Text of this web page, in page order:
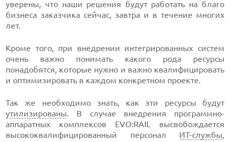
уверены, что наши решения будут работать на благо
бизнеса заказчика сейчас, завтра и в течение многих
лет.
Кроме того, при внедрении интегрированных систем
очень важно понимать какого рода ресурсы
понадобятся, которые нужно и важно квалифицировать
и оптимизировать в каждом конкретном проекте.
Так же необходимо знать, как эти ресурсы будут
утилизированы . В случае внедрения программно-
аппаратных комплексов EVO:RAIL высвобождается
высококвалифицированный персонал ИТ-службы